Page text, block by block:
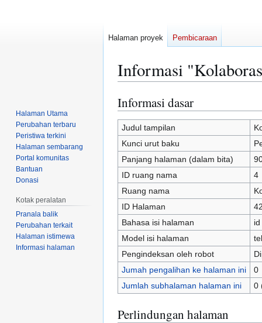
Informasi
Loncat
ke
navigasi
Loncat
ke
pencarian
Informasi dasar
Judul tampilan
Kunci urut baku
Panjang halaman (dalam bita)
ID ruang nama
4
Ruang nama
ID Halaman
Bahasa isi halaman
Model isi halaman
Pengindeksan oleh robot
Jumah pengalihan ke halaman ini
0
Jumlah subhalaman halaman ini
0
Perlindungan halaman
Halaman proyek Pembicaraan
Halaman Utama
Perubahan terbaru
Peristiwa terkini
Halaman sembarang
Portal komunitas
Bantuan
Donasi
Kotak peralatan
Pranala balik
Perubahan terkait
Halaman istimewa
Informasi halaman